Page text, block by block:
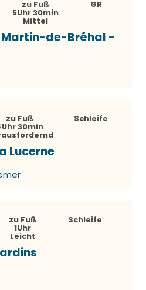
zu Fuß
5Uhr 30min
Mittel
GR
Martin-de-Bréhal -
zu Fuß
30min
Schleife
Lucerne
zu Fuß
1Uhr
Leicht
Schleife